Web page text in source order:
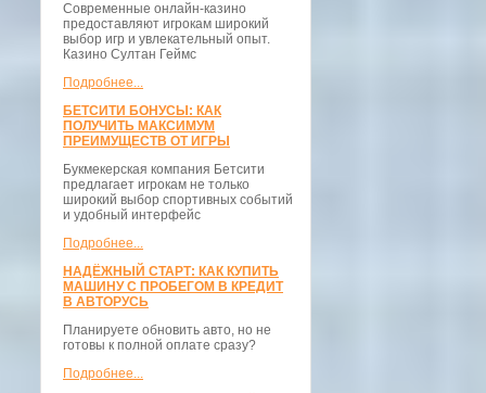
Современные онлайн-казино
предоставляют игрокам широкий
выбор игр и увлекательный опыт.
Казино Султан Геймс
Подробнее...
БЕТСИТИ БОНУСЫ: КАК
ПОЛУЧИТЬ МАКСИМУМ
ПРЕИМУЩЕСТВ ОТ ИГРЫ
Букмекерская компания Бетсити
предлагает игрокам не только
широкий выбор спортивных событий
и удобный интерфейс
Подробнее...
НАДЁЖНЫЙ СТАРТ: КАК КУПИТЬ
МАШИНУ С ПРОБЕГОМ В КРЕДИТ
В АВТОРУСЬ
Планируете обновить авто, но не
готовы к полной оплате сразу?
Подробнее...